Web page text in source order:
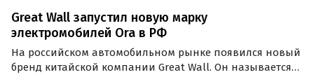
Great Wall запустил новую марку
электромобилей Ora в РФ
На российском автомобильном рынке появился новый
бренд китайской компании Great Wall. Он называется